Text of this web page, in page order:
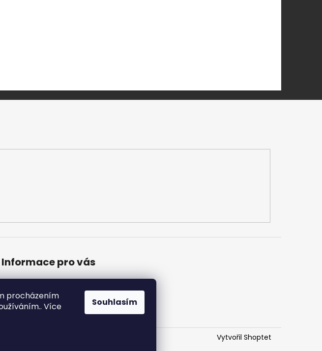
procházením
Více
Souhlasím
Informace pro vás
Podmínky ochrany osobních údajů
Moje objednávka
Vytvořil Shoptet